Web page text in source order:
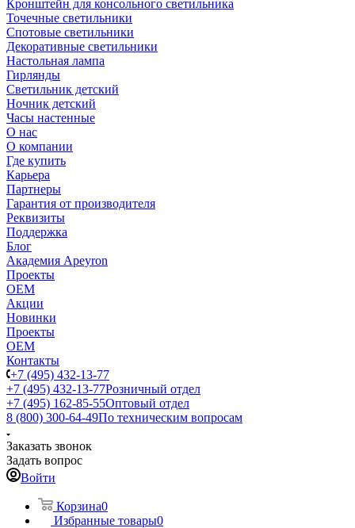
Кронштейн для консольного светильника
Точечные светильники
Спотовые светильники
Декоративные светильники
Настольная лампа
Гирлянды
Светильник детский
Ночник детский
Часы настенные
О нас
О компании
Где купить
Карьера
Партнеры
Гарантия от производителя
Реквизиты
Поддержка
Блог
Академия Apeyron
Проекты
ОЕМ
Акции
Новинки
Проекты
ОЕМ
Контакты
+7 (495) 432-13-77
+7 (495) 432-13-77Розничный отдел
+7 (495) 162-85-55Оптовый отдел
8 (800) 300-64-49По техническим вопросам
Заказать звонок
Задать вопрос
Войти
Корзина0
Избранные товары0